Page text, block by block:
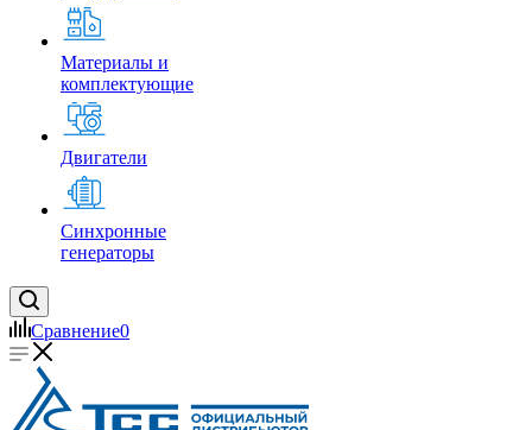
Материалы и
комплектующие
Двигатели
Синхронные
генераторы
Сравнение0